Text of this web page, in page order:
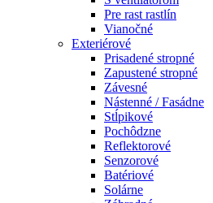
Pre rast rastlín
Vianočné
Exteriérové
Prisadené stropné
Zapustené stropné
Závesné
Nástenné / Fasádne
Stĺpikové
Pochôdzne
Reflektorové
Senzorové
Batériové
Solárne